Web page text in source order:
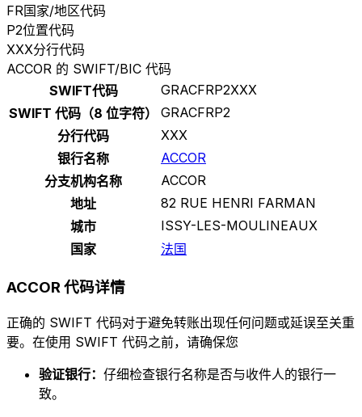
FR国家/地区代码
P2位置代码
XXX分行代码
ACCOR 的 SWIFT/BIC 代码
SWIFT代码
GRACFRP2XXX
SWIFT 代码（8 位字符）
GRACFRP2
分行代码
XXX
银行名称
ACCOR
分支机构名称
ACCOR
地址
82 RUE HENRI FARMAN
城市
ISSY-LES-MOULINEAUX
国家
法国
ACCOR 代码详情
正确的 SWIFT 代码对于避免转账出现任何问题或延误至关重
要。在使用 SWIFT 代码之前，请确保您
验证银行： 仔细检查银行名称是否与收件人的银行一
致。